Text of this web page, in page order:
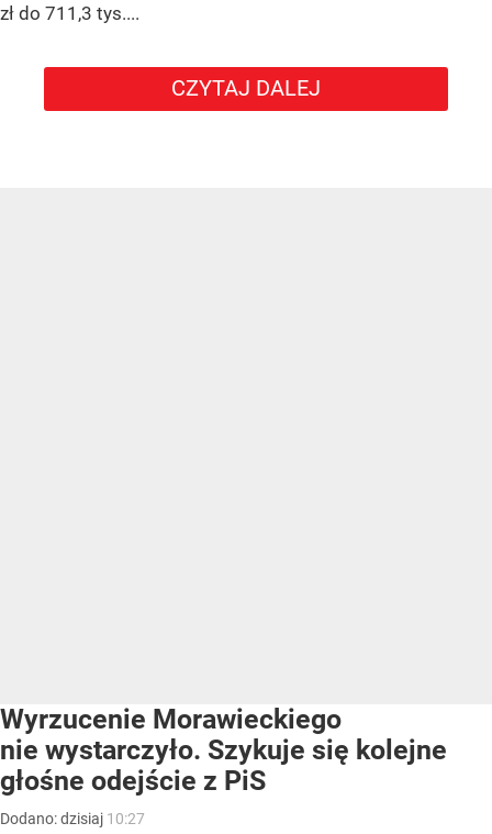
zł do 711,3 tys....
CZYTAJ DALEJ
Wyrzucenie Morawieckiego
nie wystarczyło. Szykuje się kolejne
głośne odejście z PiS
Dodano:dzisiaj 10:27